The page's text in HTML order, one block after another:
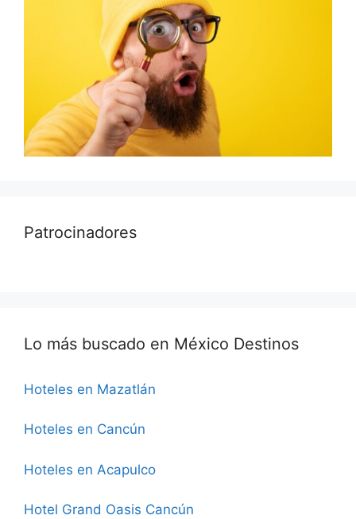
Patrocinadores
Lo más buscado en México Destinos
Hoteles en Mazatlán
Hoteles en Cancún
Hoteles en Acapulco
Hotel Grand Oasis Cancún